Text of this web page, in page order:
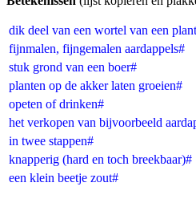
dik deel van een wortel van een
fijnmalen, fijngemalen aardappels#
stuk grond van een boer#
planten op de akker laten groeien#
opeten of drinken#
het verkopen van bijvoorbeeld
in twee stappen#
knapperig (hard en toch breekbaar)#
een klein beetje zout#